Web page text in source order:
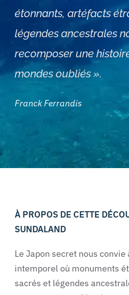
étonnants, artéfacts
légendes ancestrales
recomposer une
mondes oubliés ».
Franck Ferrandis
À PROPOS DE CETTE
SUNDALAND
Le Japon secret nous convie
intemporel où monuments
sacrés et légendes